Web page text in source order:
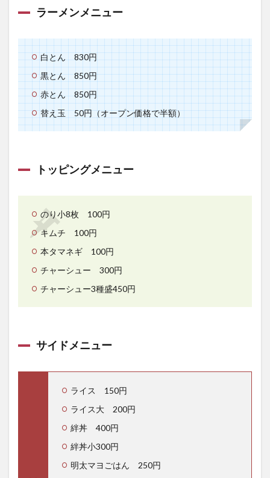
ラーメンメニュー
白とん 830円
黒とん 850円
赤とん 850円
替え玉 50円（オープン価格で半額）
トッピングメニュー
のり小8枚 100円
キムチ 100円
本タマネギ 100円
チャーシュー 300円
チャーシュー3種盛450円
サイドメニュー
ライス 150円
ライス大 200円
絆丼 400円
絆丼小300円
明太マヨごはん 250円